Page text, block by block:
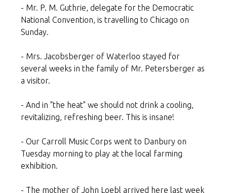
- Mr. P. M. Guthrie, delegate for the Democratic
National Convention, is travelling to Chicago on
Sunday.
- Mrs. Jacobsberger of Waterloo stayed for
several weeks in the family of Mr. Petersberger as
a visitor.
- And in "the heat" we should not drink a cooling,
revitalizing, refreshing beer. This is insane!
- Our Carroll Music Corps went to Danbury on
Tuesday morning to play at the local farming
exhibition.
- The mother of John Loebl arrived here last week